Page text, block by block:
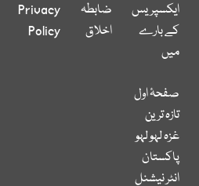
ایکسپریس
کے بارے
میں
ضابطہ
اخلاق
Privacy
Policy
صفحۂ اول
تازہ ترین
غزہ لہو لہو
پاکستان
انٹر نیشنل